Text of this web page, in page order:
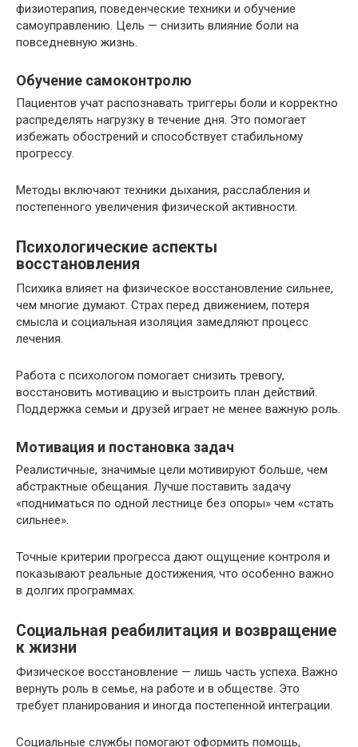
физиотерапия, поведенческие техники и обучение
самоуправлению. Цель — снизить влияние боли на
повседневную жизнь.
Обучение самоконтролю
Пациентов учат распознавать триггеры боли и корректно
распределять нагрузку в течение дня. Это помогает
избежать обострений и способствует стабильному
прогрессу.
Методы включают техники дыхания, расслабления и
постепенного увеличения физической активности.
Психологические аспекты
восстановления
Психика влияет на физическое восстановление сильнее,
чем многие думают. Страх перед движением, потеря
смысла и социальная изоляция замедляют процесс
лечения.
Работа с психологом помогает снизить тревогу,
восстановить мотивацию и выстроить план действий.
Поддержка семьи и друзей играет не менее важную роль.
Мотивация и постановка задач
Реалистичные, значимые цели мотивируют больше, чем
абстрактные обещания. Лучше поставить задачу
«подниматься по одной лестнице без опоры» чем «стать
сильнее».
Точные критерии прогресса дают ощущение контроля и
показывают реальные достижения, что особенно важно
в долгих программах.
Социальная реабилитация и возвращение
к жизни
Физическое восстановление — лишь часть успеха. Важно
вернуть роль в семье, на работе и в обществе. Это
требует планирования и иногда постепенной интеграции.
Социальные службы помогают оформить помощь,